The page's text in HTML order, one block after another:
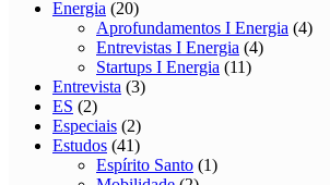
Energia (20)
Aprofundamentos I Energia (4)
Entrevistas I Energia (4)
Startups I Energia (11)
Entrevista (3)
ES (2)
Especiais (2)
Estudos (41)
Espírito Santo (1)